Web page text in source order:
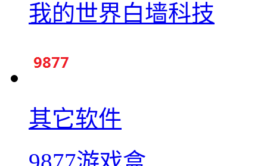
我的世界白墙科技
其它软件